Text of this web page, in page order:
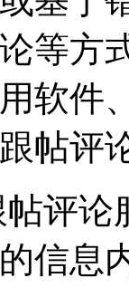
等方
软件
帖评
评论
信息